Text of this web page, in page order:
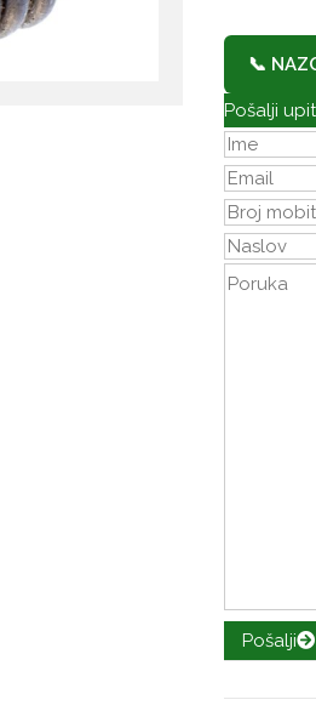
📞
Pošalji
Pošalji